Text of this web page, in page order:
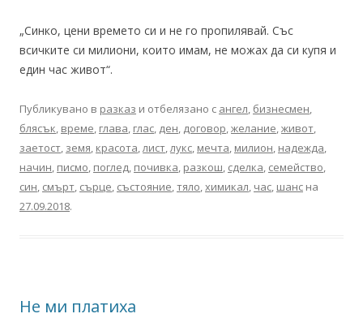
„Синко, цени времето си и не го пропилявай. Със
всичките си милиони, които имам, не можах да си купя и
един час живот“.
Публикувано в разказ и отбелязано с ангел, бизнесмен,
блясък, време, глава, глас, ден, договор,желание,живот,
заетост, земя, красота,лист,лукс, мечта, милион, надежда,
начин, писмо, поглед, почивка, разкош, сделка, семейство,
син, смърт, сърце, състояние,тяло,химикал, час, шанс на
27.09.2018.
Не ми платиха